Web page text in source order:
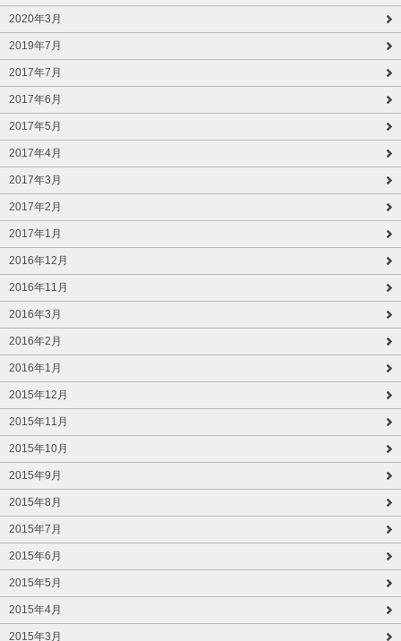
2020年3月
2019年7月
2017年7月
2017年6月
2017年5月
2017年4月
2017年3月
2017年2月
2017年1月
2016年12月
2016年11月
2016年3月
2016年2月
2016年1月
2015年12月
2015年11月
2015年10月
2015年9月
2015年8月
2015年7月
2015年6月
2015年5月
2015年4月
2015年3月